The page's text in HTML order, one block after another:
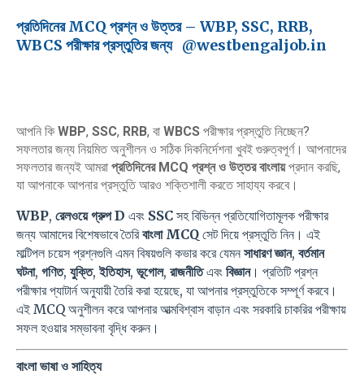
প্রতিদিনের MCQ প্রশ্ন ও উত্তর – WBP, SSC, RRB,
WBCS পরীক্ষার প্রস্তুতির জন্য @westbengaljob.in
আপনি কি WBP, SSC, RRB, বা WBCS পরীক্ষার প্রস্তুতি নিচ্ছেন?
সফলতার জন্য নিয়মিত অনুশীলন ও সঠিক দিকনির্দেশনা খুবই গুরুত্বপূর্ণ। আপনাদের
সফলতার জন্যই আমরা প্রতিদিনের MCQ প্রশ্ন ও উত্তর বাংলায়প্রদান করছি,
যা আপনাকে আপনার প্রস্তুতি আরও শক্তিশালী করতে সাহায্য করবে।
WBP, রেলওয়ে গ্রুপ D এবং SSC সহ বিভিন্ন প্রতিযোগিতামূলক পরীক্ষার
জন্য আমাদের বিশেষভাবে তৈরিবাংলা MCQ সেট দিয়ে প্রস্তুতি নিন। এই
মাল্টিপল চয়েস প্রশ্নগুলি এমন বিষয়গুলি কভার করে যেমন সাধারণ জ্ঞান, বর্তমান
ঘটনা, গণিত, যুক্তি,ইতিহাস, ভূগোল, রাজনীতিএবং বিজ্ঞান। প্রতিটি প্রশ্ন
পরীক্ষার প্যাটার্ন অনুযায়ী তৈরি করা হয়েছে, যা আপনার প্রস্তুতিকে সম্পূর্ণ করবে।
এই MCQ অনুশীলন করে আপনার আত্মবিশ্বাস বাড়ান এবং সরকারি চাকরির পরীক্ষায়
সফল হওয়ার সম্ভাবনা বৃদ্ধি করুন।
বাংলা ভাষা ও সাহিত্য